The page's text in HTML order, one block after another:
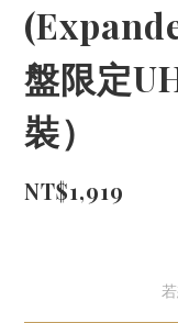
盤限定
裝）
NT$1,919